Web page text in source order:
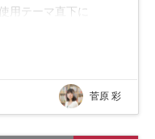
用テーマ直下に
菅原 彩